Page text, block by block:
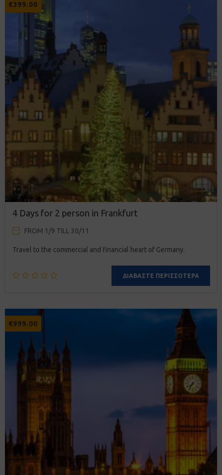
€399.00
4 Days for 2 person in Frankfurt
FROM 1/9 TILL 30/11
Travel to the commercial and financial heart of Germany.
ΔΙΑΒΆΣΤΕ ΠΕΡΙΣΣΌΤΕΡΑ
€999.00